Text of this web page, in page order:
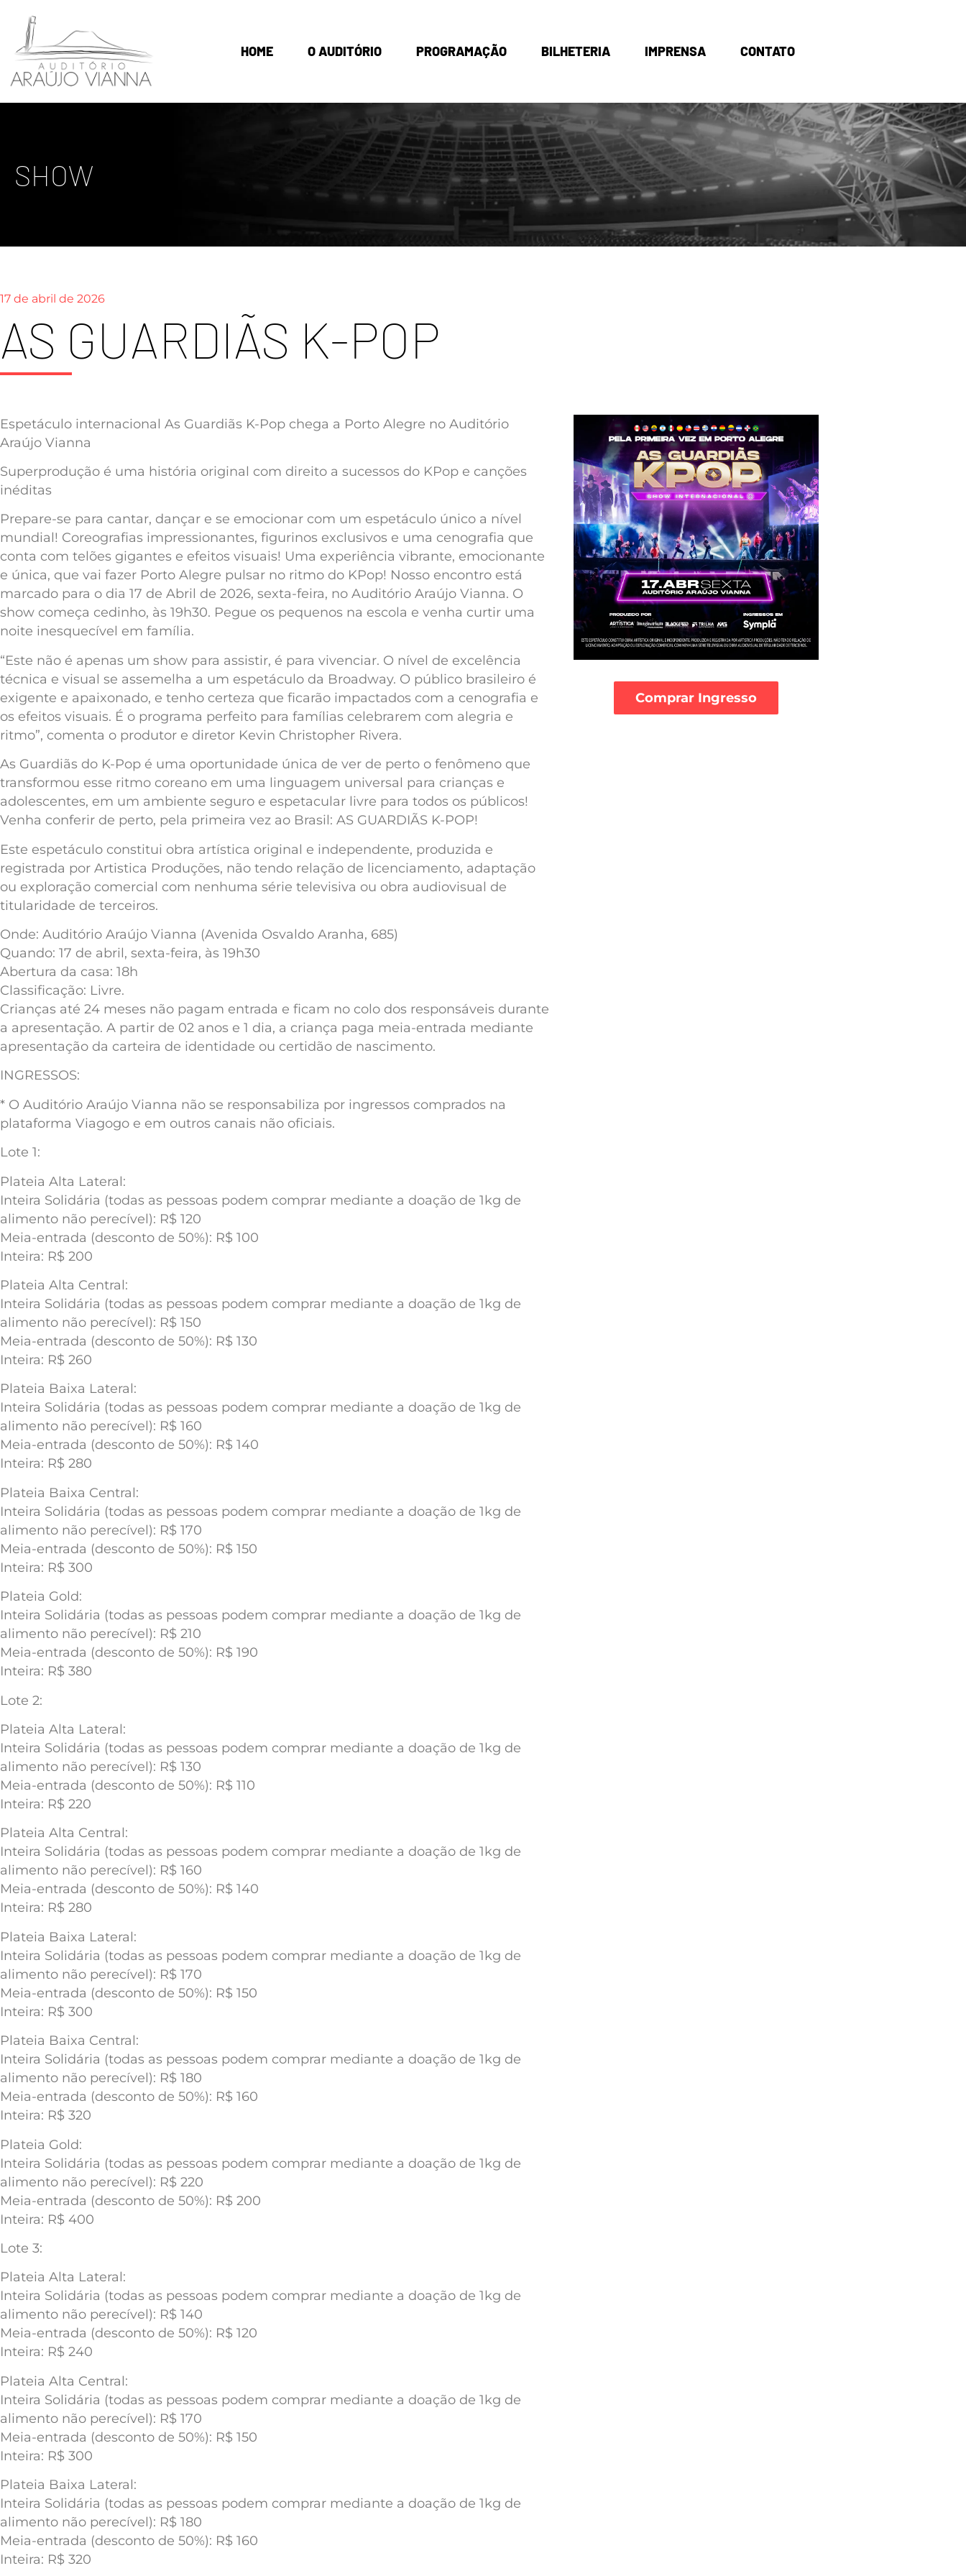
HOME O AUDITÓRIO PROGRAMAÇÃO BILHETERIA IMPRENSA CONTATO
SHOW
17 de abril de 2026
AS GUARDIÃS K-POP
Espetáculo internacional As Guardiãs K-Pop chega a Porto Alegre no Auditório
Araújo Vianna
Superprodução é uma história original com direito a sucessos do KPop e canções
inéditas
Prepare-se para cantar, dançar e se emocionar com um espetáculo único a nível
mundial! Coreografias impressionantes, figurinos exclusivos e uma cenografia que
conta com telões gigantes e efeitos visuais! Uma experiência vibrante, emocionante
e única, que vai fazer Porto Alegre pulsar no ritmo do KPop! Nosso encontro está
marcado para o dia 17 de Abril de 2026, sexta-feira, no Auditório Araújo Vianna. O
show começa cedinho, às 19h30. Pegue os pequenos na escola e venha curtir uma
noite inesquecível em família.
“Este não é apenas um show para assistir, é para vivenciar. O nível de excelência
técnica e visual se assemelha a um espetáculo da Broadway. O público brasileiro é
exigente e apaixonado, e tenho certeza que ficarão impactados com a cenografia e
os efeitos visuais. É o programa perfeito para famílias celebrarem com alegria e
ritmo”, comenta o produtor e diretor Kevin Christopher Rivera.
As Guardiãs do K-Pop é uma oportunidade única de ver de perto o fenômeno que
transformou esse ritmo coreano em uma linguagem universal para crianças e
adolescentes, em um ambiente seguro e espetacular livre para todos os públicos!
Venha conferir de perto, pela primeira vez ao Brasil: AS GUARDIÃS K-POP!
Este espetáculo constitui obra artística original e independente, produzida e
registrada por Artistica Produções, não tendo relação de licenciamento, adaptação
ou exploração comercial com nenhuma série televisiva ou obra audiovisual de
titularidade de terceiros.
Onde: Auditório Araújo Vianna (Avenida Osvaldo Aranha, 685)
Quando: 17 de abril, sexta-feira, às 19h30
Abertura da casa: 18h
Classificação: Livre.
Crianças até 24 meses não pagam entrada e ficam no colo dos responsáveis durante
a apresentação. A partir de 02 anos e 1 dia, a criança paga meia-entrada mediante
apresentação da carteira de identidade ou certidão de nascimento.
INGRESSOS:
* O Auditório Araújo Vianna não se responsabiliza por ingressos comprados na
plataforma Viagogo e em outros canais não oficiais.
Lote 1:
Plateia Alta Lateral:
Inteira Solidária (todas as pessoas podem comprar mediante a doação de 1kg de
alimento não perecível): R$ 120
Meia-entrada (desconto de 50%): R$ 100
Inteira: R$ 200
Plateia Alta Central:
Inteira Solidária (todas as pessoas podem comprar mediante a doação de 1kg de
alimento não perecível): R$ 150
Meia-entrada (desconto de 50%): R$ 130
Inteira: R$ 260
Plateia Baixa Lateral:
Inteira Solidária (todas as pessoas podem comprar mediante a doação de 1kg de
alimento não perecível): R$ 160
Meia-entrada (desconto de 50%): R$ 140
Inteira: R$ 280
Plateia Baixa Central:
Inteira Solidária (todas as pessoas podem comprar mediante a doação de 1kg de
alimento não perecível): R$ 170
Meia-entrada (desconto de 50%): R$ 150
Inteira: R$ 300
Plateia Gold:
Inteira Solidária (todas as pessoas podem comprar mediante a doação de 1kg de
alimento não perecível): R$ 210
Meia-entrada (desconto de 50%): R$ 190
Inteira: R$ 380
Lote 2:
Plateia Alta Lateral:
Inteira Solidária (todas as pessoas podem comprar mediante a doação de 1kg de
alimento não perecível): R$ 130
Meia-entrada (desconto de 50%): R$ 110
Inteira: R$ 220
Plateia Alta Central:
Inteira Solidária (todas as pessoas podem comprar mediante a doação de 1kg de
alimento não perecível): R$ 160
Meia-entrada (desconto de 50%): R$ 140
Inteira: R$ 280
Plateia Baixa Lateral:
Inteira Solidária (todas as pessoas podem comprar mediante a doação de 1kg de
alimento não perecível): R$ 170
Meia-entrada (desconto de 50%): R$ 150
Inteira: R$ 300
Plateia Baixa Central:
Inteira Solidária (todas as pessoas podem comprar mediante a doação de 1kg de
alimento não perecível): R$ 180
Meia-entrada (desconto de 50%): R$ 160
Inteira: R$ 320
Plateia Gold:
Inteira Solidária (todas as pessoas podem comprar mediante a doação de 1kg de
alimento não perecível): R$ 220
Meia-entrada (desconto de 50%): R$ 200
Inteira: R$ 400
Lote 3:
Plateia Alta Lateral:
Inteira Solidária (todas as pessoas podem comprar mediante a doação de 1kg de
alimento não perecível): R$ 140
Meia-entrada (desconto de 50%): R$ 120
Inteira: R$ 240
Plateia Alta Central:
Inteira Solidária (todas as pessoas podem comprar mediante a doação de 1kg de
alimento não perecível): R$ 170
Meia-entrada (desconto de 50%): R$ 150
Inteira: R$ 300
Plateia Baixa Lateral:
Inteira Solidária (todas as pessoas podem comprar mediante a doação de 1kg de
alimento não perecível): R$ 180
Meia-entrada (desconto de 50%): R$ 160
Inteira: R$ 320
Comprar Ingresso